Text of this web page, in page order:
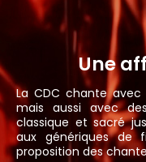
Une
La CDC chante
mais aussi avec
classique et sacré
aux génériques de
proposition des